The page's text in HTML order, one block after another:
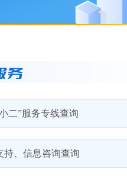
二”服务专线查询
持、信息咨询查询